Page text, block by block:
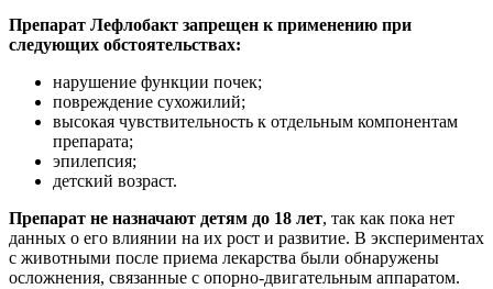
Препарат Лефлобакт запрещен к применению при
следующих обстоятельствах:
нарушение функции почек;
повреждение сухожилий;
высокая чувствительность к отдельным компонентам
препарата;
эпилепсия;
детский возраст.
Препарат не назначают детям до 18 лет, так как пока нет
данных о его влиянии на их рост и развитие. В экспериментах
с животными после приема лекарства были обнаружены
осложнения, связанные с опорно-двигательным аппаратом.